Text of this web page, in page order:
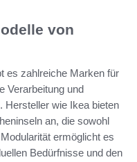
von
es zahlreiche Marken für
Verarbeitung und
Hersteller wie Ikea bieten
an, die sowohl
ermöglicht es
Bedürfnisse und den